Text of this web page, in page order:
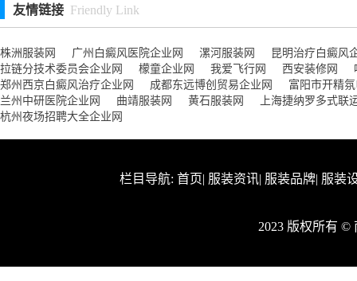
友情链接 Friendly Link
株洲服装网 广州白癜风医院企业网 漯河服装网
昆明治疗白癜风
拉链分技术委员会企业网
檬童企业网 我爱飞行网 西安装修网
郑州西京白癜风治疗企业网
成都东远博创贸易企业网
富阳市开精
兰州中研医院企业网
曲靖服装网 黄石服装网
上海捷纳罗多式联
杭州夜场招聘大全企业网
栏目导航: 首页| 服装资讯| 服装品牌| 服装
2023 版权所有